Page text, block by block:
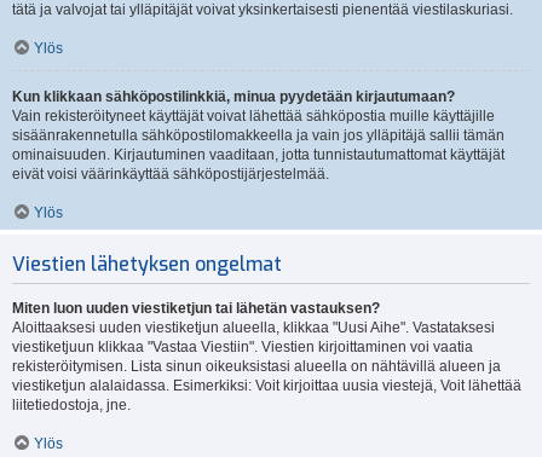
tätä ja valvojat tai ylläpitäjät voivat yksinkertaisesti pienentää viestilaskuriasi.
Ylös
Kun klikkaan sähköpostilinkkiä, minua pyydetään kirjautumaan?
Vain rekisteröityneet käyttäjät voivat lähettää sähköpostia muille käyttäjille
sisäänrakennetulla sähköpostilomakkeella ja vain jos ylläpitäjä sallii tämän
ominaisuuden. Kirjautuminen vaaditaan, jotta tunnistautumattomat käyttäjät
eivät voisi väärinkäyttää sähköpostijärjestelmää.
Ylös
Viestien lähetyksen ongelmat
Miten luon uuden viestiketjun tai lähetän vastauksen?
Aloittaaksesi uuden viestiketjun alueella, klikkaa "Uusi Aihe". Vastataksesi
viestiketjuun klikkaa "Vastaa Viestiin". Viestien kirjoittaminen voi vaatia
rekisteröitymisen. Lista sinun oikeuksistasi alueella on nähtävillä alueen ja
viestiketjun alalaidassa. Esimerkiksi: Voit kirjoittaa uusia viestejä, Voit lähettää
liitetiedostoja, jne.
Ylös